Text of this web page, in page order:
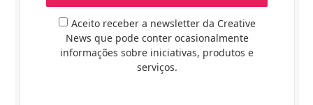
Aceito receber a newsletter da Creative
News que pode conter ocasionalmente
informações sobre iniciativas, produtos e
serviços.